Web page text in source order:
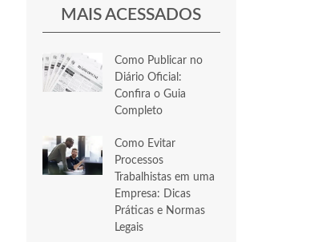
MAIS ACESSADOS
Como Publicar no
Diário Oficial:
Confira o Guia
Completo
Como Evitar
Processos
Trabalhistas em uma
Empresa: Dicas
Práticas e Normas
Legais